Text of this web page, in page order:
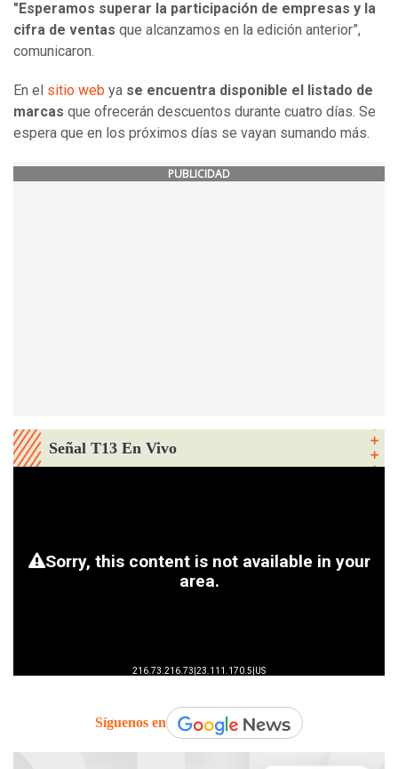
"Esperamos superar la participación de empresas y la
cifra de ventas que alcanzamos en la edición anterior”,
comunicaron.
En el sitio web ya se encuentra disponible el listado de
marcas que ofrecerán descuentos durante cuatro días. Se
espera que en los próximos días se vayan sumando más.
PUBLICIDAD
Señal T13 En Vivo
Síguenos en